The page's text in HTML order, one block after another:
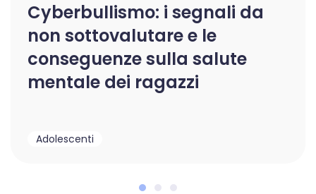
Cyberbullismo: i segnali da
non sottovalutare e le
conseguenze sulla salute
mentale dei ragazzi
Adolescenti